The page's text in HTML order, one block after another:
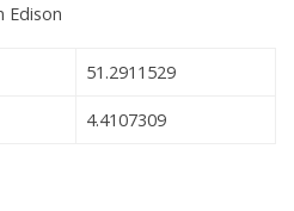
Edison
51.2911529
4.4107309